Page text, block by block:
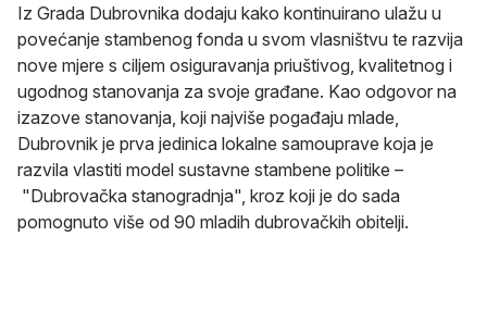
Iz Grada Dubrovnika dodaju kako kontinuirano ulažu u
povećanje stambenog fonda u svom vlasništvu te razvija
nove mjere s ciljem osiguravanja priuštivog, kvalitetnog i
ugodnog stanovanja za svoje građane. Kao odgovor na
izazove stanovanja, koji najviše pogađaju mlade,
Dubrovnik je prva jedinica lokalne samouprave koja je
razvila vlastiti model sustavne stambene politike –
"Dubrovačka stanogradnja", kroz koji je do sada
pomognuto više od 90 mladih dubrovačkih obitelji.